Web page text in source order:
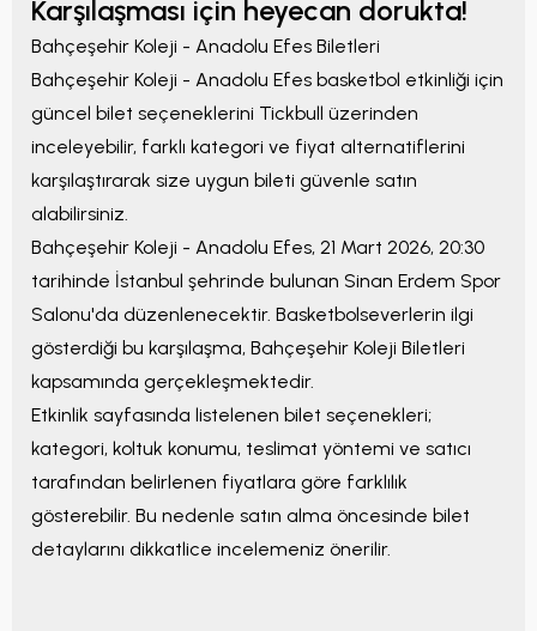
Karşılaşması için heyecan dorukta!
Bahçeşehir Koleji - Anadolu Efes Biletleri
Bahçeşehir Koleji - Anadolu Efes basketbol etkinliği için
güncel bilet seçeneklerini Tickbull üzerinden
inceleyebilir, farklı kategori ve fiyat alternatiflerini
karşılaştırarak size uygun bileti güvenle satın
alabilirsiniz.
Bahçeşehir Koleji - Anadolu Efes, 21 Mart 2026, 20:30
tarihinde İstanbul şehrinde bulunan Sinan Erdem Spor
Salonu'da düzenlenecektir. Basketbolseverlerin ilgi
gösterdiği bu karşılaşma, Bahçeşehir Koleji Biletleri
kapsamında gerçekleşmektedir.
Etkinlik sayfasında listelenen bilet seçenekleri;
kategori, koltuk konumu, teslimat yöntemi ve satıcı
tarafından belirlenen fiyatlara göre farklılık
gösterebilir. Bu nedenle satın alma öncesinde bilet
detaylarını dikkatlice incelemeniz önerilir.